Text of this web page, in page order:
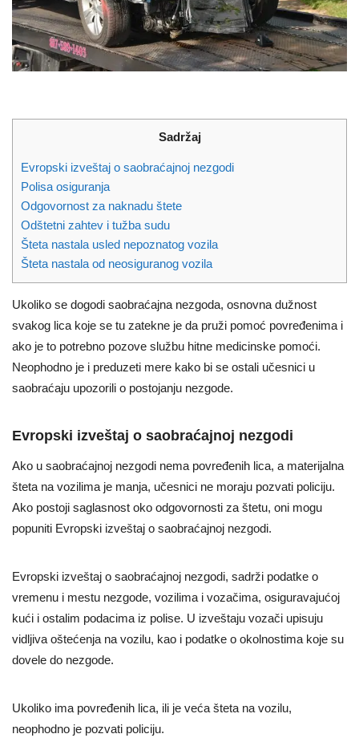
Sadržaj
Evropski izveštaj o saobraćajnoj nezgodi
Polisa osiguranja
Odgovornost za naknadu štete
Odštetni zahtev i tužba sudu
Šteta nastala usled nepoznatog vozila
Šteta nastala od neosiguranog vozila
Ukoliko se dogodi saobraćajna nezgoda, osnovna dužnost
svakog lica koje se tu zatekne je da pruži pomoć povređenima i
ako je to potrebno pozove službu hitne medicinske pomoći.
Neophodno je i preduzeti mere kako bi se ostali učesnici u
saobraćaju upozorili o postojanju nezgode.
Evropski izveštaj o saobraćajnoj nezgodi
Ako u saobraćajnoj nezgodi nema povređenih lica, a materijalna
šteta na vozilima je manja, učesnici ne moraju pozvati policiju.
Ako postoji saglasnost oko odgovornosti za štetu, oni mogu
popuniti Evropski izveštaj o saobraćajnoj nezgodi.
Evropski izveštaj o saobraćajnoj nezgodi, sadrži podatke o
vremenu i mestu nezgode, vozilima i vozačima, osiguravajućoj
kući i ostalim podacima iz polise. U izveštaju vozači upisuju
vidljiva oštećenja na vozilu, kao i podatke o okolnostima koje su
dovele do nezgode.
Ukoliko ima povređenih lica, ili je veća šteta na vozilu,
neophodno je pozvati policiju.